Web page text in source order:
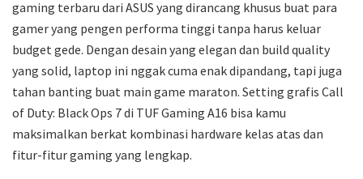
gaming terbaru dari ASUS yang dirancang khusus buat para
gamer yang pengen performa tinggi tanpa harus keluar
budget gede. Dengan desain yang elegan dan build quality
yang solid, laptop ini nggak cuma enak dipandang, tapi juga
tahan banting buat main game maraton. Setting grafis Call
of Duty: Black Ops 7 di TUF Gaming A16 bisa kamu
maksimalkan berkat kombinasi hardware kelas atas dan
fitur-fitur gaming yang lengkap.